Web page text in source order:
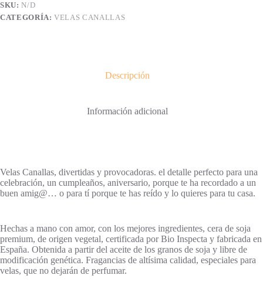
cantidad
SKU:N/D
CATEGORÍA:VELAS CANALLAS
Descripción
Información adicional